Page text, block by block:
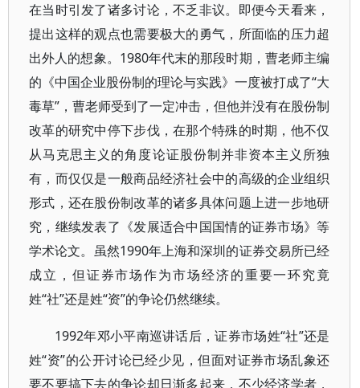
在当时引发了诸多讨论，不乏非议。即便今天看来，
提出这样的观点也需要极大的勇气，所面临的压力超
出外人的想象。1980年代末的那段时期，曹老师主编
的《中国企业股份制的理论与实践》一度被打成了“大
毒草”，曹老师受到了一定冲击，但他并没有在股份制
改革的研究中停下步伐，在那个特殊的时期，他不仅
从马克思主义的角度论证股份制并非资本主义所独
有，而仅仅是一般商品经济社会中的高级的企业组织
形式，还在股份制改革的诸多具体问题上进一步地研
究，继续发表了《发展适合中国国情的证券市场》等
学术论文。虽然1990年上海和深圳的证券交易所已经
成立，但证券市场作为市场经济的重要一环究竟
姓“社”还是姓“资”的争论仍然继续。
1992年邓小平南巡讲话后，证券市场姓“社”还是
姓“资”的公开讨论已经少见，但面对证券市场乱象还
要不要搞下去的争论却日渐多起来，不少经济学者，